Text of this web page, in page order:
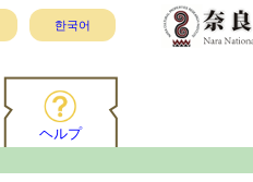
한국어
ヘルプ